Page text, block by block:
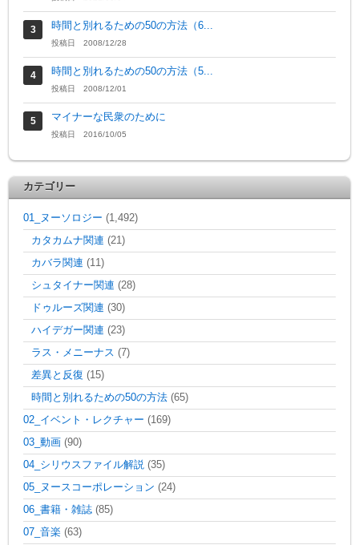
時間と別れるための50の方法（6...
投稿日 2008/12/28
時間と別れるための50の方法（5...
投稿日 2008/12/01
マイナーな民衆のために
投稿日 2016/10/05
カテゴリー
01_ヌーソロジー (1,492)
カタカムナ関連 (21)
カバラ関連 (11)
シュタイナー関連 (28)
ドゥルーズ関連 (30)
ハイデガー関連 (23)
ラス・メニーナス (7)
差異と反復 (15)
時間と別れるための50の方法 (65)
02_イベント・レクチャー (169)
03_動画 (90)
04_シリウスファイル解説 (35)
05_ヌースコーポレーション (24)
06_書籍・雑誌 (85)
07_音楽 (63)